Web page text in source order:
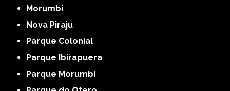
Morumbi
Nova Piraju
Parque Colonial
Parque Ibirapuera
Parque Morumbi